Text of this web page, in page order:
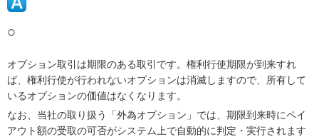
○
オプション取引は期限のある取引です。権利行使期限が到来すれ
ば、権利行使が行われないオプションは消滅しますので、所有して
いるオプションの価値はなくなります。
なお、当社の取り扱う「外為オプション」では、期限到来時にペイ
アウト額の受取の可否がシステム上で自動的に判定・実行されます